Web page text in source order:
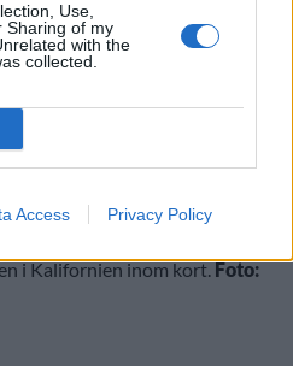
Use,
Sharing of my
with the
collected.
Access Privacy Policy
i Kalifornien inom kort.Foto: